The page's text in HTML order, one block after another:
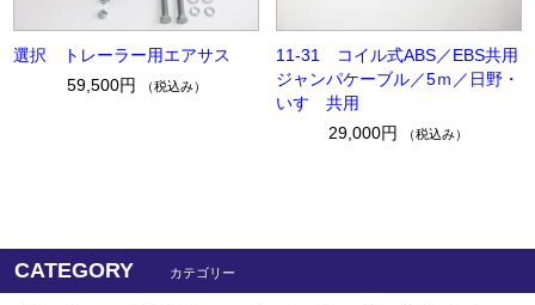
選択 トレーラー用エアサス
59,500円
（税込み）
11-31 コイル式ABS／EBS共用
ジャンパケーブル／5ｍ／日野・
いすゞ共用
29,000円
（税込み）
CATEGORY カテゴリー